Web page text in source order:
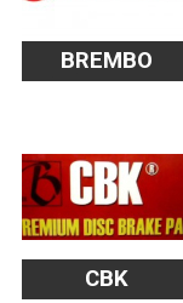
BREMBO
CBK